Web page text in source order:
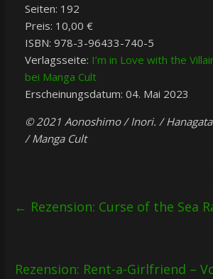
Seiten: 192
Preis: 10,00 €
ISBN: 978-3-96433-740-5
Verlagsseite: I’m in Love with the
bei Manga Cult
Erscheinungsdatum: 04. Mai 2023
© 2021 Aonoshimo / Inori. /
/ Manga Cult
← Rezension: Curse of the Sea
Rezension: Rent-a-Girlfriend –